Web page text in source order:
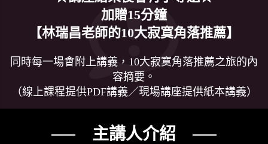
加贈15分鐘
【林瑞昌老師的10大寂寞角落推薦】
同時每一場會附上講義，10大寂寞角落推薦之旅的內
容摘要。
（線上課程提供PDF講義／現場講座提供紙本講義）
── 主講人介紹 ──